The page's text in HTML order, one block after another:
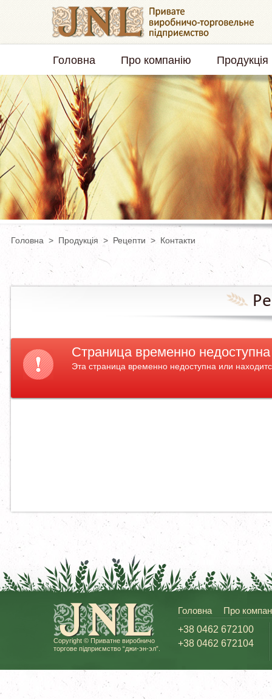
Головна Про компанію Продукція
Головна > Продукція > Рецепти > Контакти
Страница временно недоступна
Эта страница временно недоступна или
Copyright © Приватне виробничо
торгове підприємство “джи-эн-эл”.
Головна
Про
+38 0462 672100
+38 0462 672104